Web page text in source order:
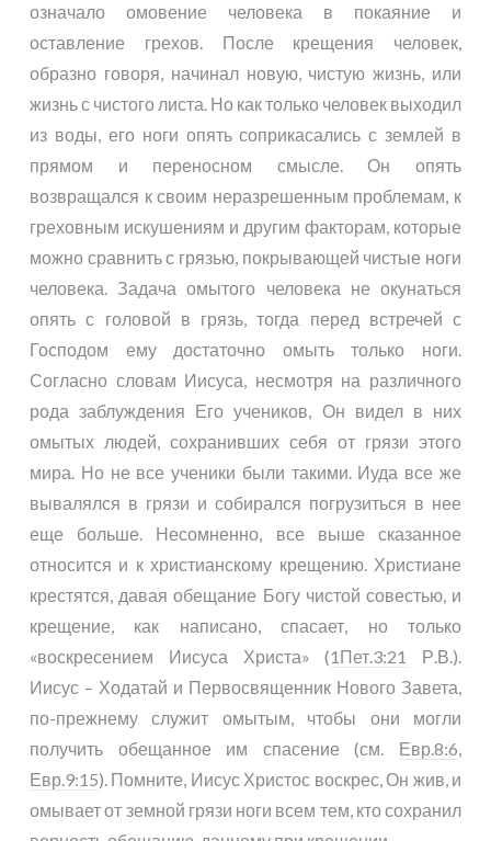
означало омовение человека в покаяние и
оставление грехов. После крещения человек,
образно говоря, начинал новую, чистую жизнь, или
жизнь с чистого листа. Но как только человек выходил
из воды, его ноги опять соприкасались с землей в
прямом и переносном смысле. Он опять
возвращался к своим неразрешенным проблемам, к
греховным искушениям и другим факторам, которые
можно сравнить с грязью, покрывающей чистые ноги
человека. Задача омытого человека не окунаться
опять с головой в грязь, тогда перед встречей с
Господом ему достаточно омыть только ноги.
Согласно словам Иисуса, несмотря на различного
рода заблуждения Его учеников, Он видел в них
омытых людей, сохранивших себя от грязи этого
мира. Но не все ученики были такими. Иуда все же
вывалялся в грязи и собирался погрузиться в нее
еще больше. Несомненно, все выше сказанное
относится и к христианскому крещению. Христиане
крестятся, давая обещание Богу чистой совестью, и
крещение, как написано, спасает, но только
«воскресением Иисуса Христа» (1Пет.3:21
Р.В.).
Иисус – Ходатай и Первосвященник Нового Завета,
по-прежнему служит омытым, чтобы они могли
получить обещанное им спасение (см. Евр.8:6,
Евр.9:15). Помните, Иисус Христос воскрес, Он жив, и
омывает от земной грязи ноги всем тем, кто сохранил